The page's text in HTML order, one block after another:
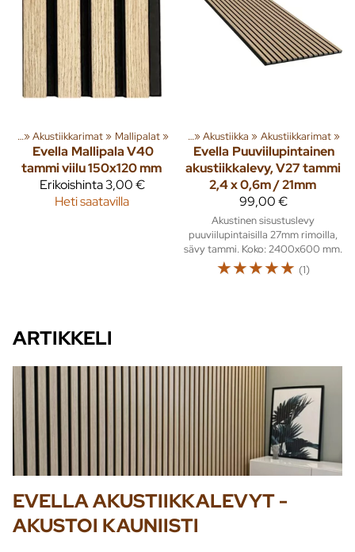
‪»Akustiikkarimat‪» Mallipalat‪»
Evella Mallipala V40
tammi viilu 150x120 mm
Erikoishinta3,00 €
Heti saatavilla
Tuoteryhmiä ja tuotteita‪» Sisusta‪»Akustiikka ‪» Akustiikkarimat‪»
Evella Puuviilupintainen
akustiikkalevy, V27 tammi
2,4 x 0,6m / 21mm
99,00 €
Akustinen sisustuslevy
puuviilupintaisilla 27mm rimoilla,
sävy tammi. Koko: 2400x600 mm.
☆☆☆☆☆ (1)
ARTIKKELI
EVELLA AKUSTIIKKALEVYT -
AKUSTOI KAUNIISTI